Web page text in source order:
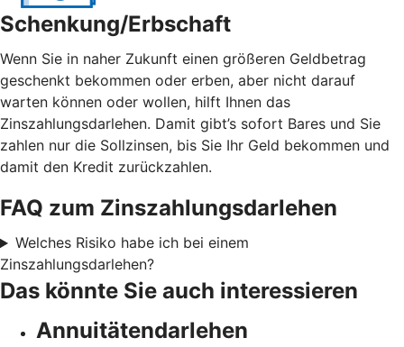
Schenkung/Erbschaft
Wenn Sie in naher Zukunft einen größeren Geldbetrag
geschenkt bekommen oder erben, aber nicht darauf
warten können oder wollen, hilft Ihnen das
Zinszahlungsdarlehen. Damit gibt’s sofort Bares und Sie
zahlen nur die Sollzinsen, bis Sie Ihr Geld bekommen und
damit den Kredit zurückzahlen.
FAQ zum Zinszahlungsdarlehen
Welches Risiko habe ich bei einem
Zinszahlungsdarlehen?
Das könnte Sie auch interessieren
Annuitätendarlehen